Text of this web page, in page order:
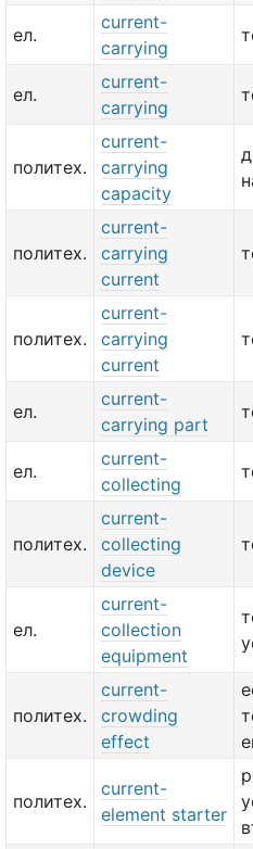
ел.
current-
carrying
ел.
current-
carrying
политех.
current-
carrying
capacity
политех.
current-
carrying
current
политех.
current-
carrying
current
ел.
current-
carrying part
ел.
current-
collecting
политех.
current-
collecting
device
ел.
current-
collection
equipment
политех.
current-
crowding
effect
политех.
current-
element starter